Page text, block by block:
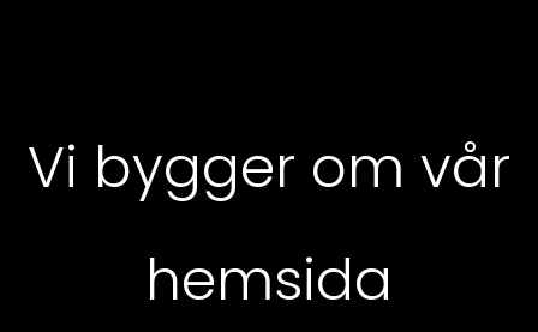
Vi bygger om vår
hemsida